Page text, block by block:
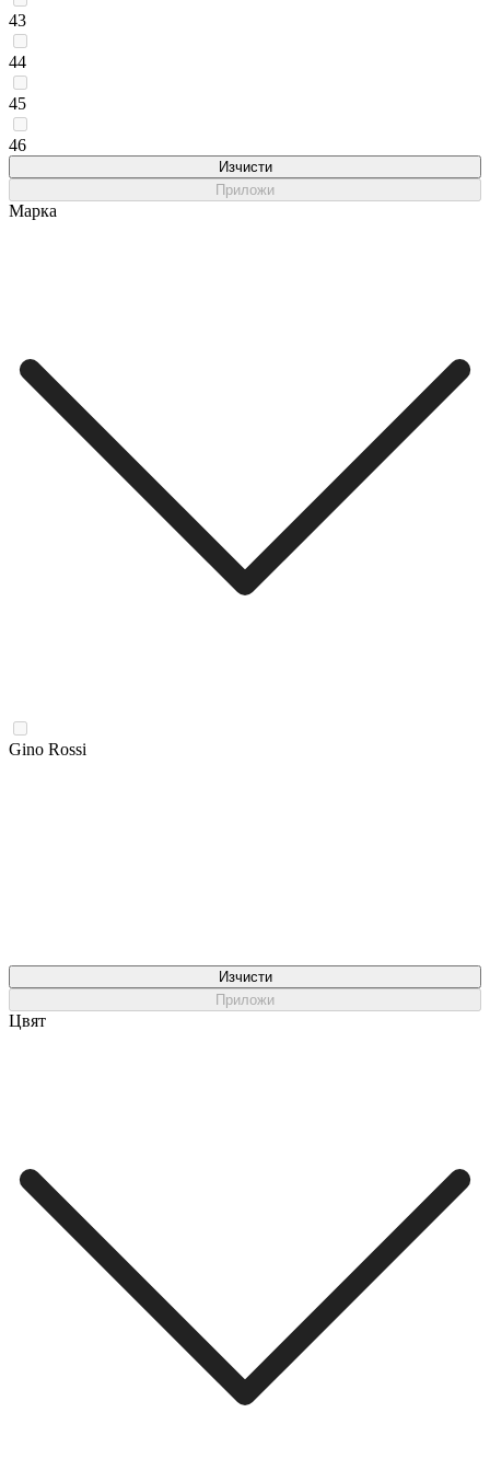
43
44
45
46
Изчисти
Приложи
Марка
Gino Rossi
Изчисти
Приложи
Цвят